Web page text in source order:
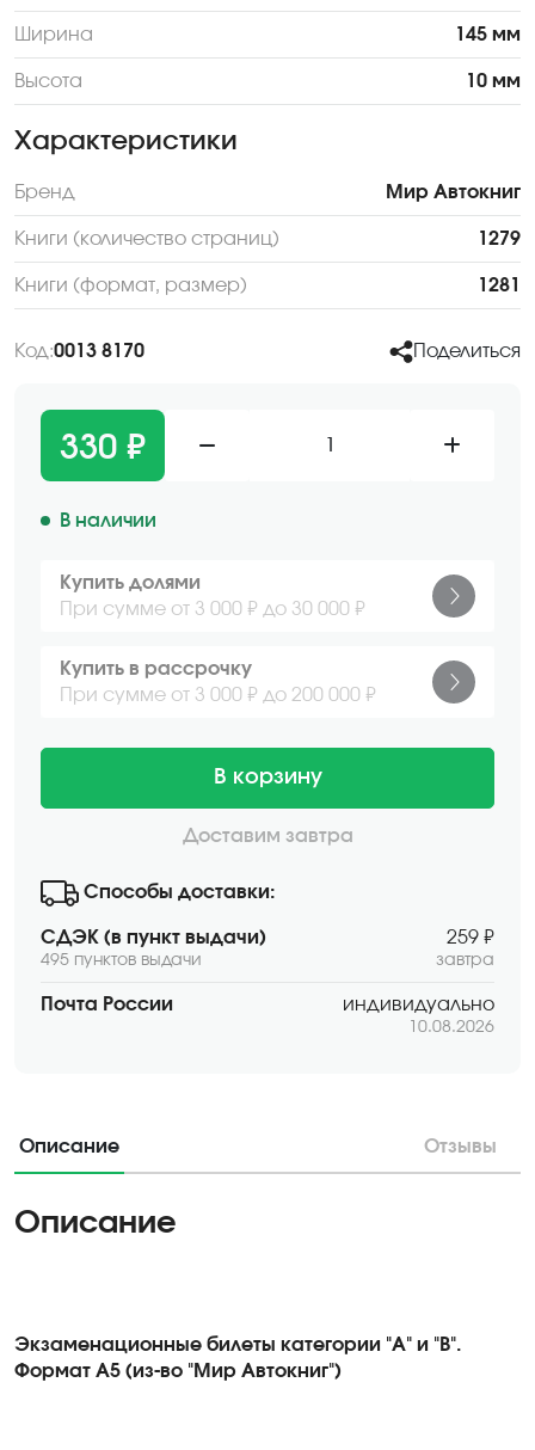
Ширина 145 мм
Высота 10 мм
Характеристики
Бренд Мир Автокниг
Книги (количество страниц) 1279
Книги (формат, размер) 1281
Код:0013 8170 Поделиться
330 ₽
В наличии
Купить долями
При сумме от 3 000 ₽ до 30 000 ₽
Купить в рассрочку
При сумме от 3 000 ₽ до 200 000 ₽
В корзину
Доставим завтра
Способы доставки:
СДЭК (в пункт выдачи)
495 пунктов выдачи
259 ₽
завтра
Почта России индивидуально
10.08.2026
Описание Отзывы
Описание
Экзаменационные билеты категории "А" и "В".
Формат А5 (из-во "Мир Автокниг")